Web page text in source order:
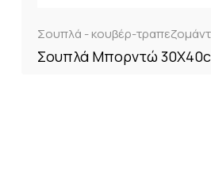
Σουπλά - κουβέρ-
Σουπλά Μπορντώ